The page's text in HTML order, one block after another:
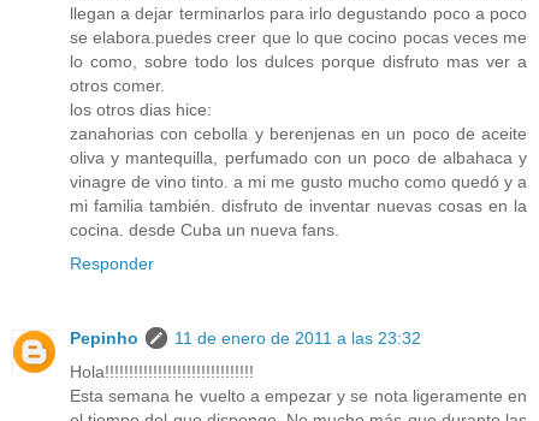
llegan a dejar terminarlos para irlo degustando poco a poco
se elabora.puedes creer que lo que cocino pocas veces me
lo como, sobre todo los dulces porque disfruto mas ver a
otros comer.
los otros dias hice:
zanahorias con cebolla y berenjenas en un poco de aceite
oliva y mantequilla, perfumado con un poco de albahaca y
vinagre de vino tinto. a mi me gusto mucho como quedó y a
mi familia también. disfruto de inventar nuevas cosas en la
cocina. desde Cuba un nueva fans.
Responder
Pepinho
11 de enero de 2011 a las 23:32
Hola!!!!!!!!!!!!!!!!!!!!!!!!!!!!!!!
Esta semana he vuelto a empezar y se nota ligeramente en